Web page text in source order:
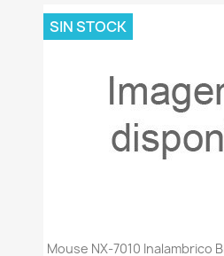
Mouse NX-7010 Inalambrico
SIN STOCK